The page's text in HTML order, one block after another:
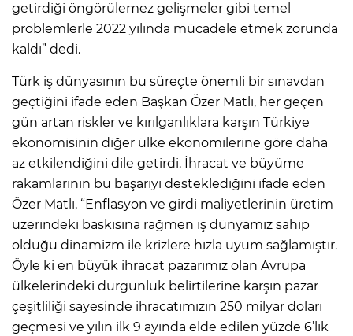
getirdiği öngörülemez gelişmeler gibi temel
problemlerle 2022 yılında mücadele etmek zorunda
kaldı” dedi.
Türk iş dünyasının bu süreçte önemli bir sınavdan
geçtiğini ifade eden Başkan Özer Matlı, her geçen
gün artan riskler ve kırılganlıklara karşın Türkiye
ekonomisinin diğer ülke ekonomilerine göre daha
az etkilendiğini dile getirdi. İhracat ve büyüme
rakamlarının bu başarıyı desteklediğini ifade eden
Özer Matlı, “Enflasyon ve girdi maliyetlerinin üretim
üzerindeki baskısına rağmen iş dünyamız sahip
olduğu dinamizm ile krizlere hızla uyum sağlamıştır.
Öyle ki en büyük ihracat pazarımız olan Avrupa
ülkelerindeki durgunluk belirtilerine karşın pazar
çeşitliliği sayesinde ihracatımızın 250 milyar doları
geçmesi ve yılın ilk 9 ayında elde edilen yüzde 6’lık